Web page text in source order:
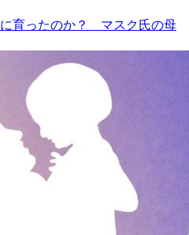
育ったのか？ マスク氏の母